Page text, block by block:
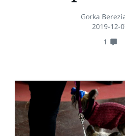
Gorka
2019-12-
1